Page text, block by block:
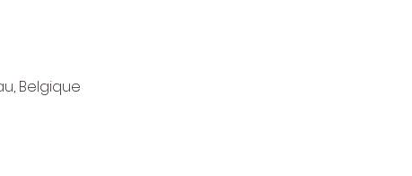
Belgique